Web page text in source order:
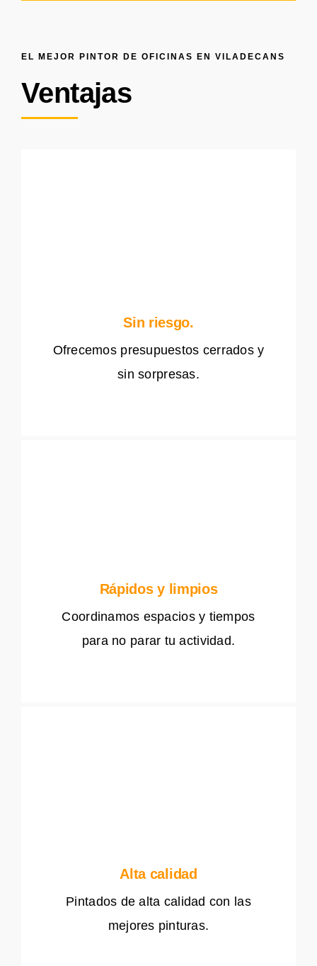
EL MEJOR PINTOR DE OFICINAS EN VILADECANS
Ventajas
Sin riesgo.
Ofrecemos presupuestos cerrados y
sin sorpresas.
Rápidos y limpios
Coordinamos espacios y tiempos
para no parar tu actividad.
Alta calidad
Pintados de alta calidad con las
mejores pinturas.